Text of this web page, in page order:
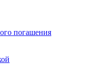
погашения